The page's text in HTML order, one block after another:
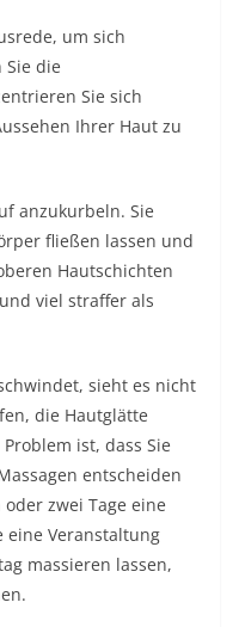
um sich
Sie die
Sie sich
Ihrer Haut zu
anzukurbeln. Sie
fließen lassen und
Hautschichten
viel straffer als
sieht es nicht
die Hautglätte
ist, dass Sie
entscheiden
zwei Tage eine
eine Veranstaltung
massieren lassen,